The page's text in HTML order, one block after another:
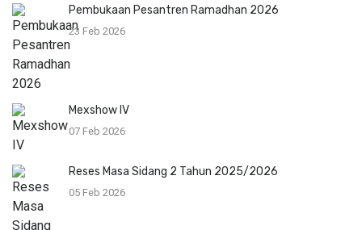
Pembukaan Pesantren Ramadhan 2026
23 Feb 2026
Mexshow IV
07 Feb 2026
Reses Masa Sidang 2 Tahun 2025/2026
05 Feb 2026